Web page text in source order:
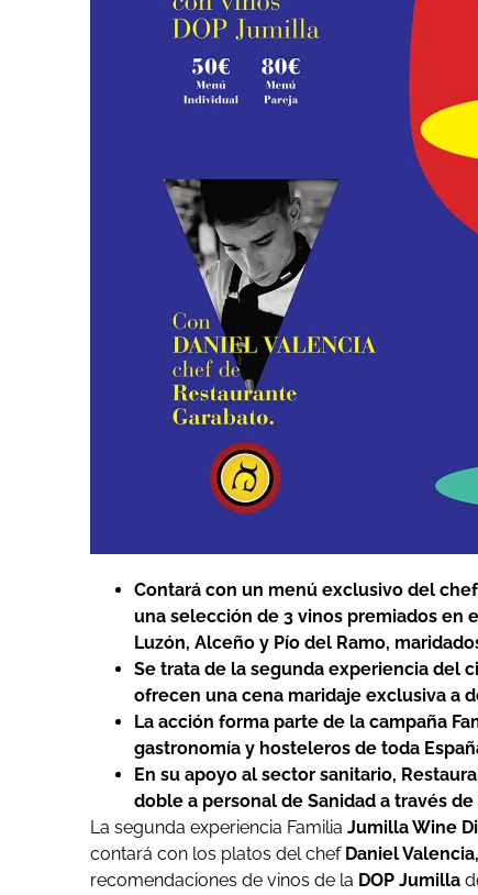
Contará con un menú exclusivo del
una selección de 3 vinos premiados en
Luzón, Alceño y Pío del Ramo,
Se trata de la segunda experiencia del
ofrecen una cena maridaje exclusiva a
La acción forma parte de la campaña
gastronomía y hosteleros de toda
En su apoyo al sector sanitario,
doble a personal de Sanidad a través
La segunda experiencia Familia Jumilla Wine
contará con los platos del chefDaniel Valencia,
recomendaciones de vinos de la DOP Jumilla